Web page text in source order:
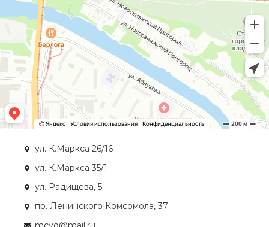
ул. К.Маркса 26/16
ул. К.Маркса 35/1
ул. Радищева, 5
пр. Ленинского Комсомола, 37